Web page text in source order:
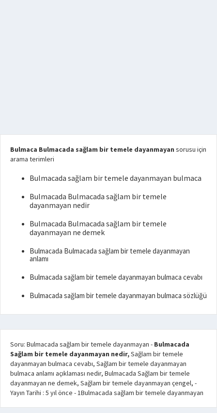
Bulmaca Bulmacada sağlam bir temele dayanmayan sorusu için
arama terimleri
Bulmacada sağlam bir temele dayanmayan bulmaca
Bulmacada Bulmacada sağlam bir temele
dayanmayan nedir
Bulmacada Bulmacada sağlam bir temele
dayanmayan ne demek
Bulmacada Bulmacada sağlam bir temele dayanmayan
anlamı
Bulmacada sağlam bir temele dayanmayan bulmaca cevabı
Bulmacada sağlam bir temele dayanmayan bulmaca sözlüğü
Soru: Bulmacada sağlam bir temele dayanmayan - Bulmacada
Sağlam bir temele dayanmayan nedir,Sağlam bir temele
dayanmayan bulmaca cevabı, Sağlam bir temele dayanmayan
bulmaca anlamı açıklaması nedir, Bulmacada Sağlam bir temele
dayanmayan ne demek, Sağlam bir temele dayanmayan çengel, -
Yayın Tarihi : 5 yıl önce -1Bulmacada sağlam bir temele dayanmayan